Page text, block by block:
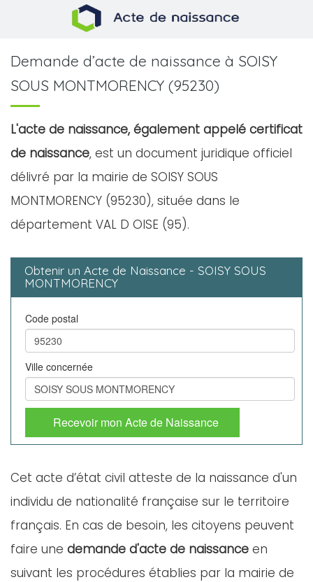
Demande d’acte de naissance à SOISY
SOUS MONTMORENCY (95230)
L'acte de naissance, également appelé certificat
de naissance, est un document juridique officiel
délivré par la mairie de SOISY SOUS
MONTMORENCY (95230), située dans le
département VAL D OISE (95).
Obtenir un Acte de Naissance - SOISY SOUS
MONTMORENCY
Code postal
Ville concernée
Recevoir mon Acte de Naissance
Cet acte d’état civil atteste de la naissance d'un
individu de nationalité française sur le territoire
français. En cas de besoin, les citoyens peuvent
faire une demande d'acte de naissance en
suivant les procédures établies par la mairie de